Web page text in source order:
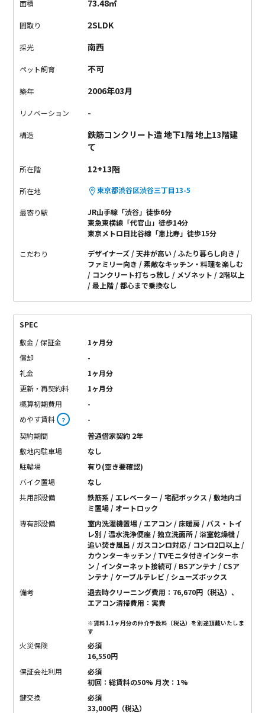
しなお部屋、いかがでしょうか。
面積 73.48㎡
間取り 2SLDK
採光 南西
ペット飼育 不可
築年 2006年03月
リノベーション -
構造
鉄筋コンクリート造 地下1階 地上13階建
て
所在階 12+13階
所在地 東京都渋谷区渋谷三丁目13-5
最寄り駅
JR山手線「渋谷」徒歩6分
東急東横線「代官山」徒歩14分
東京メトロ日比谷線「恵比寿」徒歩15分
こだわり デザイナーズ 天井が高い
ふたり暮らし向き
ファミリー向き
素敵なキッチン・料理を楽しむ
コンクリート打ちっ放し
メゾネット
2階以上
最上階
都心まで乗換なし
SPEC
敷金 / 保証金
1ヶ月分
償却
-
礼金
1ヶ月分
更新・再契約料
1ヶ月分
概算初期費用
-
めやす賃料 ？
-
契約期間
普通借家契約 2年
敷地内駐車場
なし
駐輪場
有り(空き要確認)
バイク置場
なし
共用部設備
鉄筋系 / エレベーター / 宅配ボックス / 敷地内ゴ
ミ置場 / オートロック
専有部設備
室内洗濯機置場 / エアコン / 床暖房 / バス・トイ
レ別 / 温水洗浄便座 / 独立洗面所 / 浴室乾燥機 /
追い焚き風呂 / ガスコンロ対応 / コンロ2口以上 /
カウンターキッチン / TVモニタ付きインターホ
ン / インターネット接続可 / BSアンテナ / CSア
ンテナ / ケーブルテレビ / シューズボックス
備考
退去時クリーニング費用：76,670円（税込）、
エアコン清掃費用：実費
※賃料1.1ヶ月分の仲介手数料（税込）を別途頂戴いたしま
す
火災保険
必須
16,550円
保証会社利用
必須
初回：総賃料の50% 月次：1%
鍵交換
必須
33,000円（税込）